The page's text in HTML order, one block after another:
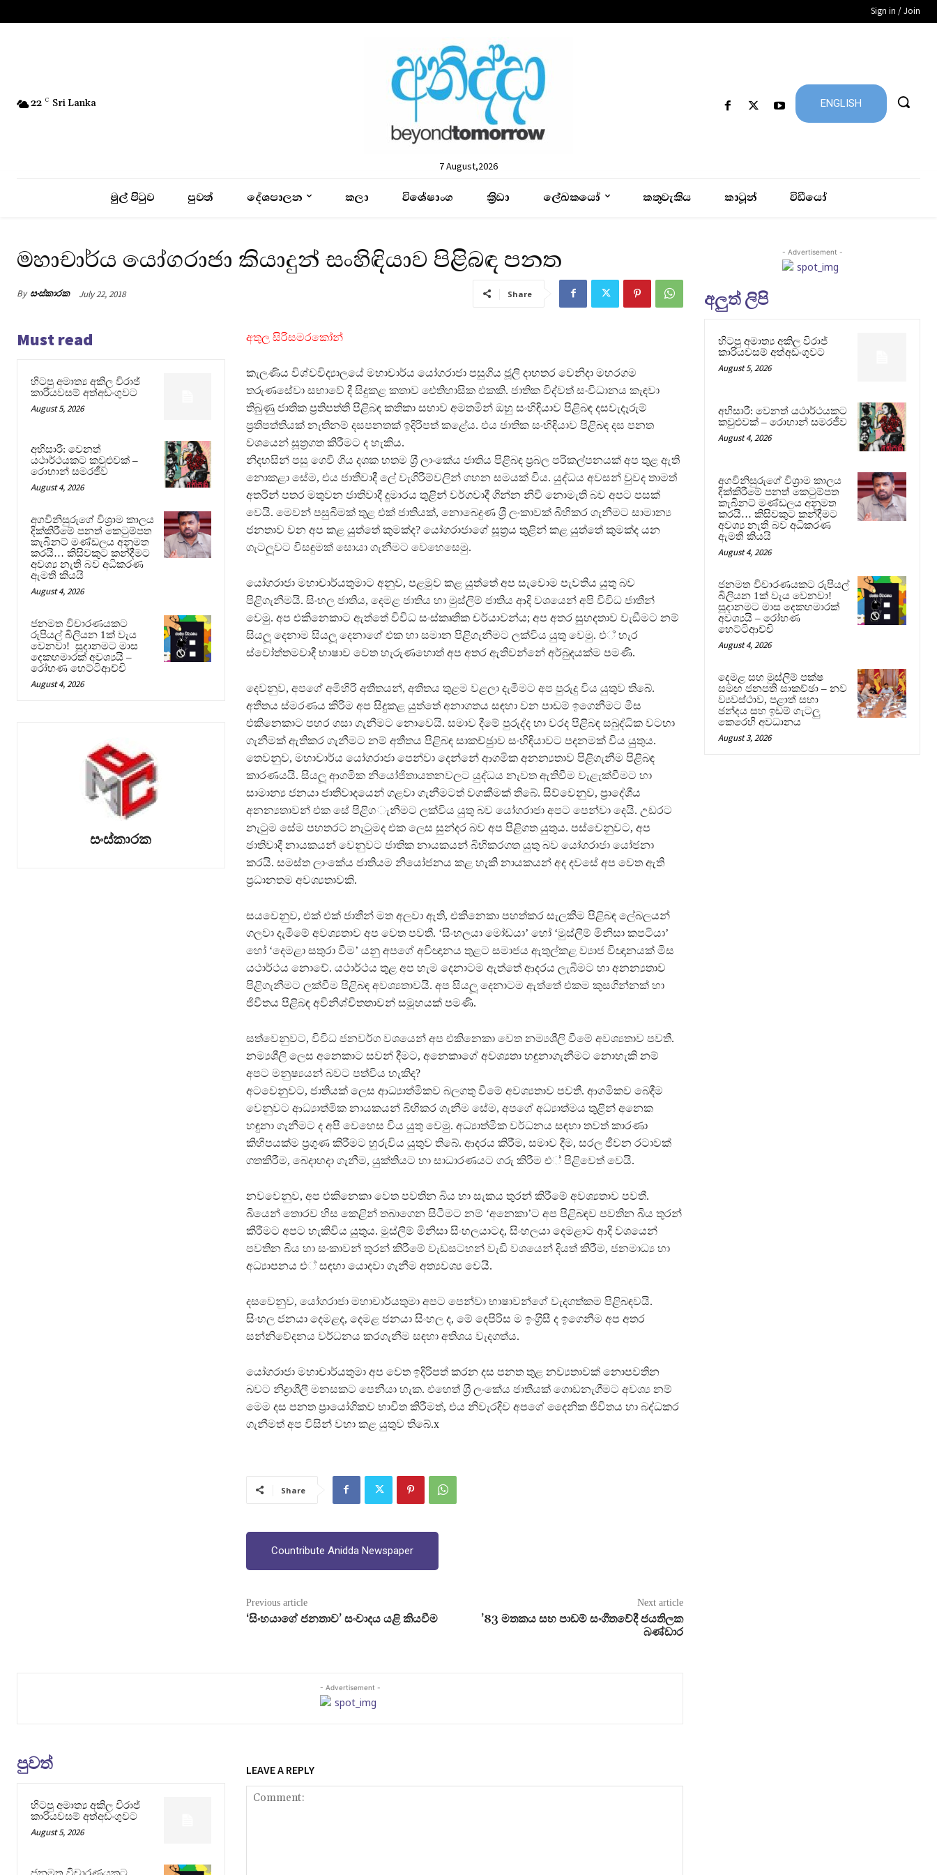
Sign in / Join
22 C Sri Lanka
7 August,2026
ENGLISH
මුල් පිටුව පුවත් දේශපාලන කලා විශේෂාංග ක්‍රිඩා ලේඛකයෝ කතුවැකිය කාටූන් විඩීයෝ
මහාචාර්ය යෝගරාජා කියාදුන් සංහිඳියාව පිළිබඳ පනත
By සංස්කාරක July 22, 2018 Share
Must read
හිටපු අමාත්‍ය අකිල විරාජ්
කාරියවසම් අත්අඩංගුවට
August 5, 2026
අභිසාරී: වෙනත්
යථාර්ථයකට කවුළුවක් –
රොහාන් සමරජීව
August 4, 2026
අගවිනිසුරුගේ විශ්‍රාම කාලය
දික්කිරීමේ පනත් කෙටුම්පත
කැබිනට් මණ්ඩලය අනුමත
කරයි… කිසිවකුට කන්දීමට
අවශ්‍ය නැති බව අධිකරණ
ඇමති කියයි
August 4, 2026
ජනමත විචාරණයකට
රුපියල් බිලියන 1ක් වැය
වෙනවා! සූදානමට මාස
දෙකහමාරක් අවශ්‍යයි –
රෝහණ හෙට්ටිආච්චි
August 4, 2026
සංස්කාරක
අතුල සිරිසමරකෝන්
කැලණිය විශ්වවිද්‍යාලයේ මහාචාර්ය යෝගරාජා පසුගිය ජූලි දාහතර වෙනිදා මහරගම
තරුණසේවා සභාවේ දී සිදුකළ කතාව ඓතිහාසික එකකි. ජාතික විද්වත් සංවිධානය කැඳවා
තිබුණු ජාතික ප‍්‍රතිපත්ති පිළිබඳ කතිකා සභාව අමතමින් ඔහු සංහිඳියාව පිළිබඳ දසවැදෑරුම්
ප‍්‍රතිපත්තියක් නැතිනම් දසපනතක් ඉදිරිපත් කළේය. එය ජාතික සංහිඳියාව පිළිබඳ දස පනත
වශයෙන් සූත‍්‍රගත කිරීමට ද හැකිය.
නිදහසින් පසු ගෙවී ගිය දශක හතම ශ‍්‍රී ලාංකේය ජාතිය පිළිබඳ ප‍්‍රබල පරිකල්පනයක් අප තුළ ඇති
නොකළා සේම, එය ජාතීවාදී ලේ වැගිරීම්වලින් ගහන සමයක් විය. යුද්ධය අවසන් වුවද තාමත්
අතරින් පතර මතුවන ජාතිවාදී දුමාරය තුළින් වර්ගවාදී ගින්න නිවී නොමැති බව අපට පසක්
වෙයි. මෙවන් පසුබිමක් තුළ එක් ජාතියක්, නොබෙදුණ ශ‍්‍රී ලංකාවක් බිහිකර ගැනීමට සාමාන්‍ය
ජනතාව වන අප කළ යුත්තේ කුමක්ද? යෝගරාජාගේ සූත‍්‍රය තුළින් කළ යුත්තේ කුමක්ද යන
ගැටලූවට විසඳුමක් සොයා ගැනීමට වෙහෙසෙමු.
යෝගරාජා මහාචාර්යතුමාට අනුව, පළමුව කළ යුත්තේ අප සැවොම පැවතිය යුතු බව
පිළිගැනීමයි. සිංහල ජාතිය, දෙමළ ජාතිය හා මුස්ලිම් ජාතිය ආදි වශයෙන් අපි විවිධ ජාතීන්
වෙමු. අප එකිනෙකාට ඇත්තේ විවිධ සංස්කෘතික චර්යාවන්ය; අප අතර සුහදතාව වැඞීමට නම්
සියලූ දෙනාම සියලූ දෙනාගේ එක හා සමාන පිළිගැනීමට ලක්විය යුතු වෙමු. එ් හැර
ස්වෝත්තමවාදී භාෂාව වෙත හැරුණහොත් අප අතර ඇතිවන්නේ අර්බුදයක්ම පමණි.
දෙවනුව, අපගේ අමිහිරි අතීතයන්, අතීතය තුළම වළලා දැමීමට අප පුරුදු විය යුතුව තිබේ.
අතීතය ස්මරණය කිරීම අප සිදුකළ යුත්තේ අනාගතය සඳහා වන පාඩම් ඉගෙනීමට මිස
එකිනෙකාට පහර ගසා ගැනීමට නොවෙයි. සමාව දීමේ පුරුද්ද හා වරද පිළිබඳ සබුද්ධික වටහා
ගැනීමක් ඇතිකර ගැනීමට නම් අතීතය පිළිබඳ සාකච්ඡුාව සංහිඳියාවට පදනමක් විය යුතුය.
තෙවනුව, මහාචාර්ය යෝගරාජා පෙන්වා දෙන්නේ ආගමික අනන්‍යතාව පිළිගැනීම පිළිබඳ
කාරණයයි. සියලූ ආගමික නියෝජිතායතනවලට යුද්ධය නැවත ඇතිවීම වැළැක්වීමට හා
සාමාන්‍ය ජනයා ජාතිවාදයෙන් ගළවා ගැනීමටත් වගකීමක් තිබේ. සිව්වෙනුව, ප‍්‍රාදේශීය
අනන්‍යතාවන් එක සේ පිළිග ැනීමට ලක්විය යුතු බව යෝගරාජා අපට පෙන්වා දෙයි. උඩරට
නැටුම සේම පහතරට නැටුමද එක ලෙස සුන්දර බව අප පිළිගත යුතුය. පස්වෙනුවට, අප
ජාතිවාදී නායකයන් වෙනුවට ජාතික නායකයන් බිහිකරගත යුතු බව යෝගරාජා යෝජනා
කරයි. සමස්ත ලාංකේය ජාතියම නියෝජනය කළ හැකි නායකයන් අද දවසේ අප වෙත ඇති
ප‍්‍රධානතම අවශ්‍යතාවකි.
සයවෙනුව, එක් එක් ජාතීන් මත අලවා ඇති, එකිනෙකා පහත්කර සැලකීම පිළිබඳ ලේබලයන්
ගලවා දැමීමේ අවශ්‍යතාව අප වෙත පවතී. ‘සිංහලයා මෝඩයා’ හෝ ‘මුස්ලිම් මිනිසා කපටියා’
හෝ ‘දෙමළා සතුරා වීම’ යනු අපගේ අවිඥානය තුළට සමාජය ඇතුල්කළ ව්‍යාජ විඥානයක් මිස
යථාර්ථය නොවේ. යථාර්ථය තුළ අප හැම දෙනාටම ඇත්තේ ආදරය ලැබීමට හා අනන්‍යතාව
පිළිගැනීමට ලක්වීම පිළිබඳ අවශ්‍යතාවයි. අප සියලූ දෙනාටම ඇත්තේ එකම කුසගින්නක් හා
ජිවීතය පිළිබඳ අවිනිශ්චිතතාවන් සමූහයක් පමණි.
සත්වෙනුවට, විවිධ ජනවර්ග වශයෙන් අප එකිනෙකා වෙත නම්‍යශීලි වීමේ අවශ්‍යතාව පවතී.
නම්‍යශීලි ලෙස අනෙකාට සවන් දීමට, අනෙකාගේ අවශ්‍යතා හඳුනාගැනීමට නොහැකි නම්
අපට මනුෂ්‍යයන් බවට පත්විය හැකිද?
අටවෙනුවට, ජාතියක් ලෙස ආධ්‍යාත්මිකව බලගතු වීමේ අවශ්‍යතාව පවතී. ආගමිකව බෙදීම
වෙනුවට ආධ්‍යාත්මික නායකයන් බිහිකර ගැනීම සේම, අපගේ අධ්‍යාත්මය තුළින් අනෙක
හඳුනා ගැනීමට ද අපි වෙහෙස විය යුතු වෙමු. අධ්‍යාත්මික වර්ධනය සඳහා තවත් කාරණා
කිහිපයක්ම ප‍්‍රගුණ කිරීමට හුරුවිය යුතුව තිබේ. ආදරය කිරීම, සමාව දීම, සරල ජීවන රටාවක්
ගතකිරීම, බෙදාහදා ගැනීම, යුක්තියට හා සාධාරණයට ගරු කිරීම එ් පිළිවෙත් වෙයි.
නවවෙනුව, අප එකිනෙකා වෙත පවතින බිය හා සැකය තුරන් කිරීමේ අවශ්‍යතාව පවතී.
බියෙන් තොරව හිස කෙළින් තබාගෙන සිටීමට නම් ‘අනෙකා’ට අප පිළිබඳව පවතින බිය තුරන්
කිරීමට අපට හැකිවිය යුතුය. මුස්ලිම් මිනිසා සිංහලයාටද, සිංහලයා දෙමළාට ආදි වශයෙන්
පවතින බිය හා සංකාවන් තුරන් කිරීමේ වැඩසටහන් වැඩි වශයෙන් දියත් කිරීම, ජනමාධ්‍ය හා
අධ්‍යාපනය එ් සඳහා යොදවා ගැනීම අත්‍යවශ්‍ය වෙයි.
දසවෙනුව, යෝගරාජා මහාචාර්යතුමා අපට පෙන්වා භාෂාවන්ගේ වැදගත්කම පිළිබඳවයි.
සිංහල ජනයා දෙමළද, දෙමළ ජනයා සිංහල ද, මේ දෙපිරිස ම ඉංග‍්‍රිසී ද ඉගෙනීම අප අතර
සන්නිවේදනය වර්ධනය කරගැනීම සඳහා අතිශය වැදගත්ය.
යෝගරාජා මහාචාර්යතුමා අප වෙත ඉදිරිපත් කරන දස පනත තුළ නව්‍යතාවක් නොපවතින
බවට නිද්‍රාශීලී මනසකට පෙනීයා හැක. එහෙත් ශ‍්‍රී ලංකේය ජාතීයක් ගොඩනැගීමට අවශ්‍ය නම්
මෙම දස පනත ප‍්‍රායෝගිකව භාවිත කිරීමත්, එය නිවැරදිව අපගේ දෛනික ජිවිතය හා බද්ධකර
ගැනීමත් අප විසින් වහා කළ යුතුව තිබේ.x
Share
Countribute Anidda Newspaper
Previous article
‘සිංහයාගේ ජනතාව’ සංවාදය යළි කියවීම
Next article
’83 මතකය සහ පාඩම් සංගීතවේදී ජයතිලක
බණ්ඩාර
- Advertisement -
පුවත්
හිටපු අමාත්‍ය අකිල විරාජ්
කාරියවසම් අත්අඩංගුවට
August 5, 2026
LEAVE A REPLY
- Advertisement -
අලුත් ලිපි
හිටපු අමාත්‍ය අකිල විරාජ්
කාරියවසම් අත්අඩංගුවට
August 5, 2026
අභිසාරී: වෙනත් යථාර්ථයකට
කවුළුවක් – රොහාන් සමරජීව
August 4, 2026
අගවිනිසුරුගේ විශ්‍රාම කාලය
දික්කිරීමේ පනත් කෙටුම්පත
කැබිනට් මණ්ඩලය අනුමත
කරයි… කිසිවකුට කන්දීමට
අවශ්‍ය නැති බව අධිකරණ
ඇමති කියයි
August 4, 2026
ජනමත විචාරණයකට රුපියල්
බිලියන 1ක් වැය වෙනවා!
සූදානමට මාස දෙකහමාරක්
අවශ්‍යයි – රෝහණ
හෙට්ටිආච්චි
August 4, 2026
දෙමළ සහ මුස්ලිම් පක්ෂ
සමඟ ජනපති සාකච්ඡා – නව
ව්‍යවස්ථාව, පළාත් සභා
ඡන්දය සහ ඉඩම් ගැටලු
කෙරෙහි අවධානය
August 3, 2026